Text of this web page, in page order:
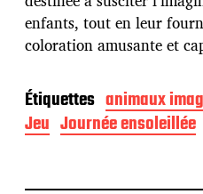
enfants, tout en leur
coloration amusante et
Étiquettes animaux
Jeu Journée ensoleillée